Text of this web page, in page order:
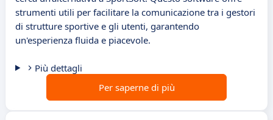
strumenti utili per facilitare la comunicazione tra i gestori
di strutture sportive e gli utenti, garantendo
un'esperienza fluida e piacevole.
Più dettagli
Per saperne di più